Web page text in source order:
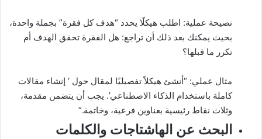
نصيحة عملية: اطلب هيكلًا يحدد “هدف كل فقرة” بجملة واحدة،
بحيث يمكنك بعد ذلك أن تراجع: هل الفقرة تحقق الهدف أم
تكرر ما قبلها؟
مثال عملي: “أنشئ هيكلاً تفصيليًا لمقال حول ‘ إنشاء مقالات
كاملة باستخدام الذكاء الاصطناعي’. يجب أن يتضمن مقدمة،
وثلاث نقاط رئيسية بعناوين فرعية، وخاتمة.”
البحث عن الهاشتاجات والكلمات